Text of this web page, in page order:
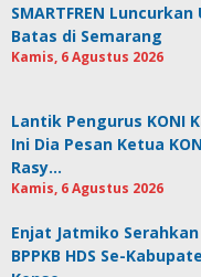
SMARTFREN
Batas di Semarang
Kamis, 6 Agustus 2026
Lantik Pengurus KONI
Ini Dia Pesan Ketua
Rasy…
Kamis, 6 Agustus 2026
Enjat Jatmiko Serahkan
BPPKB HDS Se-